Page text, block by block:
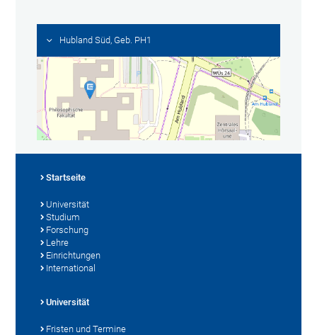
Hubland Süd, Geb. PH1
Startseite
Universität
Studium
Forschung
Lehre
Einrichtungen
International
Universität
Fristen und Termine